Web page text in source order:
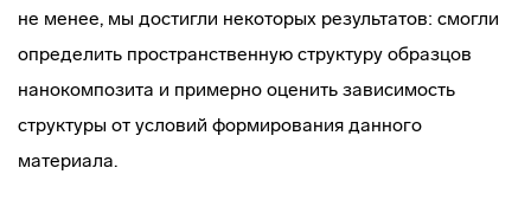
не менее, мы достигли некоторых результатов: смогли
определить пространственную структуру образцов
нанокомпозита и примерно оценить зависимость
структуры от условий формирования данного
материала.